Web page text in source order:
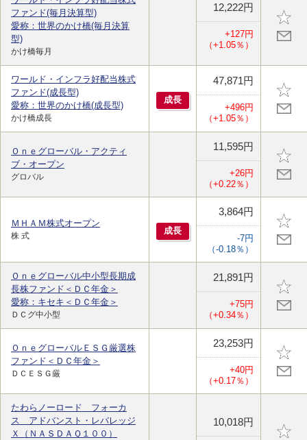
ファンド(毎月決算型)
愛称：世界のかけ橋(毎月決算
型)
かけ橋毎月
12,222円
+127円
（+1.05％）
ワールド・インフラ好配当株式
ファンド(成長型)
愛称：世界のかけ橋(成長型)
かけ橋成長
成長
47,871円
+496円
（+1.05％）
Ｏｎｅグローバル・アクティ
ブ・オープン
グロバル
11,595円
+26円
（+0.22％）
ＭＨＡＭ株式オープン
株 式 成長
3,864円
-7円
（-0.18％）
Ｏｎｅグローバル中小型長期成
長株ファンド＜ＤＣ年金＞
愛称：キセキ＜ＤＣ年金＞
ＤＣグ中小型
21,891円
+75円
（+0.34％）
ＯｎｅグローバルＥＳＧ厳選株
ファンド＜ＤＣ年金＞
ＤＣＥＳＧ厳
23,253円
+40円
（+0.17％）
たわらノーロード フォーカ
ス アドバンスト・レバレッジ
Ｘ（ＮＡＳＤＡＱ１００）
10,018円